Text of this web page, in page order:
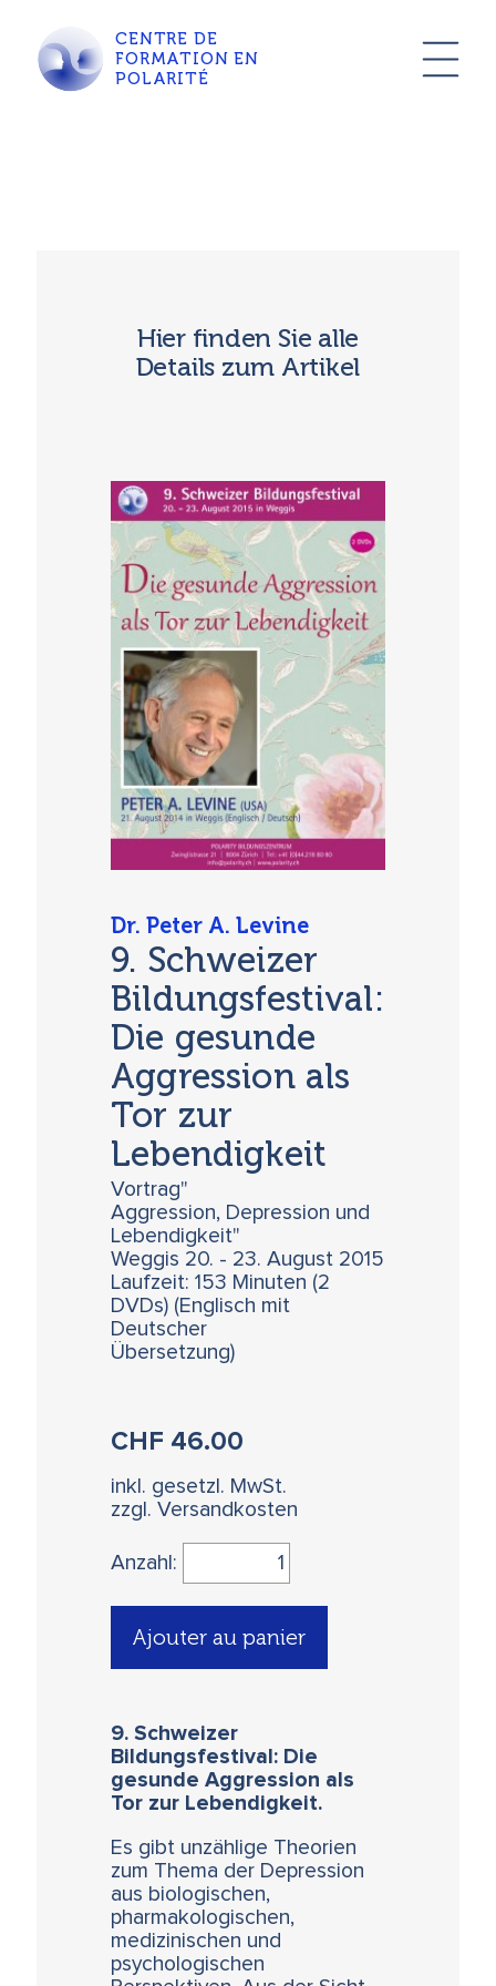
CENTRE DE
FORMATION EN
POLARITÉ
Hier finden Sie alle
Details zum Artikel
Dr. Peter A. Levine
9. Schweizer
Bildungsfestival:
Die gesunde
Aggression als
Tor zur
Lebendigkeit
Vortrag"
Aggression, Depression und
Lebendigkeit"
Weggis 20. - 23. August 2015
Laufzeit: 153 Minuten (2
DVDs) (Englisch mit
Deutscher
Übersetzung)
CHF 46.00
inkl. gesetzl. MwSt.
zzgl. Versandkosten
Anzahl:
Ajouter au panier
9. Schweizer
Bildungsfestival: Die
gesunde Aggression als
Tor zur Lebendigkeit.
Es gibt unzählige Theorien
zum Thema der Depression
aus biologischen,
pharmakologischen,
medizinischen und
psychologischen